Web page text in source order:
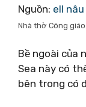
Nguồn: ell
Nhà thờ Công
Bề ngoài của
Sea này có
bên trong có